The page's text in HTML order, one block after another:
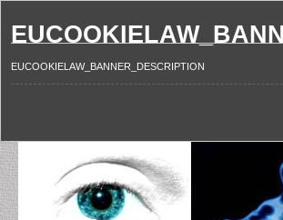
EUCOOKIELAW_BANNER_DESCRIPTION